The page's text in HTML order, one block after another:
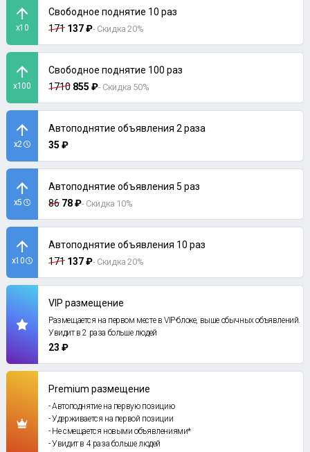
x10
Свободное поднятие 10 раз
171 137 ₽- Скидка 20%
x100
Свободное поднятие 100 раз
1710 855 ₽- Скидка 50%
x2
Автоподнятие объявления 2 раза
35 ₽
x5
Автоподнятие объявления 5 раз
86 78 ₽- Скидка 10%
x10
Автоподнятие объявления 10 раз
171 137 ₽- Скидка 20%
VIP размещение
Размещается на первом месте в VIP-блоке, выше обычных объявлений.
Увидит в 2 раза больше людей
23 ₽
Premium размещение
- Автоподнятие на первую позицию
- Удерживается на первой позиции
- Не смещается новыми объявлениями*
- Увидит в 4 раза больше людей